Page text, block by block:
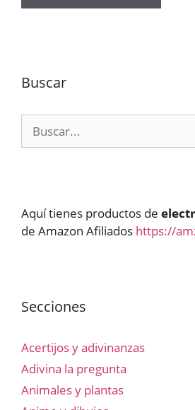
Buscar
Aquí tienes productos de
de Amazon Afiliados https://
Secciones
Acertijos y adivinanzas
Adivina la pregunta
Animales y plantas